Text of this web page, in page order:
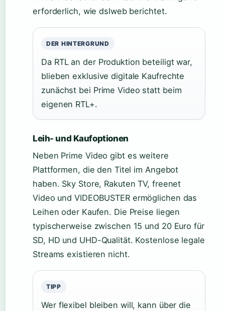
erforderlich, wie dslweb berichtet.
DER HINTERGRUND
Da RTL an der Produktion beteiligt war,
blieben exklusive digitale Kaufrechte
zunächst bei Prime Video statt beim
eigenen RTL+.
Leih- und Kaufoptionen
Neben Prime Video gibt es weitere
Plattformen, die den Titel im Angebot
haben. Sky Store, Rakuten TV, freenet
Video und VIDEOBUSTER ermöglichen das
Leihen oder Kaufen. Die Preise liegen
typischerweise zwischen 15 und 20 Euro für
SD, HD und UHD-Qualität. Kostenlose legale
Streams existieren nicht.
TIPP
Wer flexibel bleiben will, kann über die